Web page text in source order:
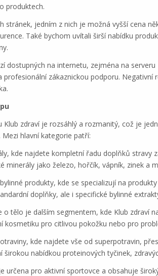
produktech.
stránek, jedním z nich je možná vyšší cena
Také bychom uvítali širší nabídku
dostupných na internetu, zejména na
profesionální zákaznickou podporu.
Klub zdraví je rozsáhlý a rozmanitý, což je
hlavní kategorie patří:
kde najdete kompletní řadu doplňků stravy
minerály jako železo, hořčík, vápník, zinek a
produkty, kde se specializují na
doplňky, ale i specifické bylinné
o tělo je dalším segmentem, kde Klub zdraví
kosmetiku pro citlivou pokožku nebo pro
kde najdete vše od superpotravin,
širokou nabídkou proteinových tyčinek,
určena pro aktivní sportovce a obsahuje